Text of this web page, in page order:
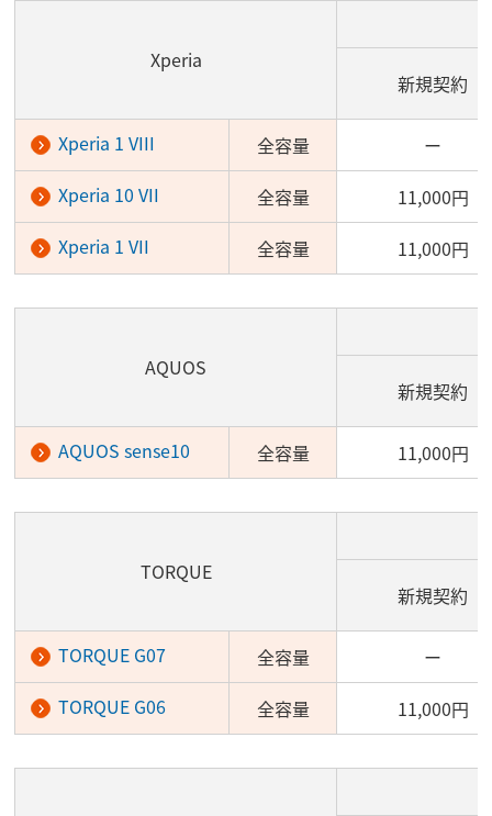
Xperia
新規契約
Xperia 1 VIII 全容量
ー
Xperia 10 VII
全容量
11,000円
Xperia 1 VII
全容量 11,000円
AQUOS
新規契約
AQUOS sense10 全容量 11,000円
TORQUE
新規契約
TORQUE G07 全容量
ー
TORQUE G06
全容量 11,000円